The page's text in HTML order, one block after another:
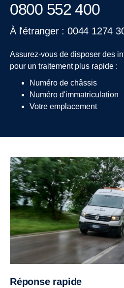
0800 552 400
À l'étranger : 0044 1274
Assurez-vous de disposer des
pour un traitement plus rapide :
Numéro de châssis
Numéro d'immatriculation
Votre emplacement
Réponse rapide